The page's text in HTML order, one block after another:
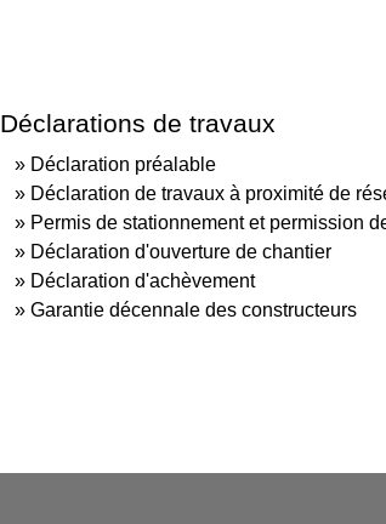
Déclarations de travaux
Déclaration préalable
Déclaration de travaux à proximité de
Permis de stationnement et permission
Déclaration d'ouverture de chantier
Déclaration d'achèvement
Garantie décennale des constructeurs